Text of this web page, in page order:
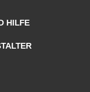
HILFE